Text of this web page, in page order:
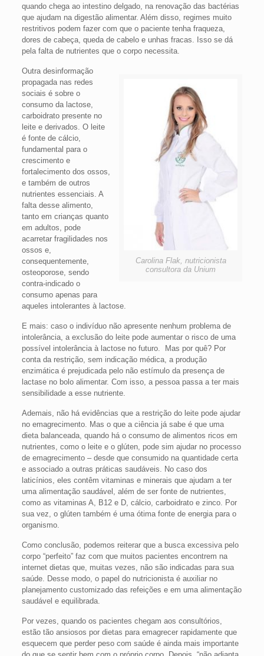
quando chega ao intestino delgado, na renovação das bactérias
que ajudam na digestão alimentar. Além disso, regimes muito
restritivos podem fazer com que o paciente tenha fraqueza,
dores de cabeça, queda de cabelo e unhas fracas. Isso se dá
pela falta de nutrientes que o corpo necessita.
Carolina Flak, nutricionista
consultora da Unium
Outra desinformação
propagada nas redes
sociais é sobre o
consumo da lactose,
carboidrato presente no
leite e derivados. O leite
é fonte de cálcio,
fundamental para o
crescimento e
fortalecimento dos ossos,
e também de outros
nutrientes essenciais. A
falta desse alimento,
tanto em crianças quanto
em adultos, pode
acarretar fragilidades nos
ossos e,
consequentemente,
osteoporose, sendo
contra-indicado o
consumo apenas para
aqueles intolerantes à lactose.
E mais: caso o indivíduo não apresente nenhum problema de
intolerância, a exclusão do leite pode aumentar o risco de uma
possível intolerância à lactose no futuro. Mas por quê? Por
conta da restrição, sem indicação médica, a produção
enzimática é prejudicada pelo não estímulo da presença de
lactase no bolo alimentar. Com isso, a pessoa passa a ter mais
sensibilidade a esse nutriente.
Ademais, não há evidências que a restrição do leite pode ajudar
no emagrecimento. Mas o que a ciência já sabe é que uma
dieta balanceada, quando há o consumo de alimentos ricos em
nutrientes, como o leite e o glúten, pode sim ajudar no processo
de emagrecimento – desde que consumido na quantidade certa
e associado a outras práticas saudáveis. No caso dos
laticínios, eles contêm vitaminas e minerais que ajudam a ter
uma alimentação saudável, além de ser fonte de nutrientes,
como as vitaminas A, B12 e D, cálcio, carboidrato e zinco. Por
sua vez, o glúten também é uma ótima fonte de energia para o
organismo.
Como conclusão, podemos reiterar que a busca excessiva pelo
corpo “perfeito” faz com que muitos pacientes encontrem na
internet dietas que, muitas vezes, não são indicadas para sua
saúde. Desse modo, o papel do nutricionista é auxiliar no
planejamento customizado das refeições e em uma alimentação
saudável e equilibrada.
Por vezes, quando os pacientes chegam aos consultórios,
estão tão ansiosos por dietas para emagrecer rapidamente que
esquecem que perder peso com saúde é ainda mais importante